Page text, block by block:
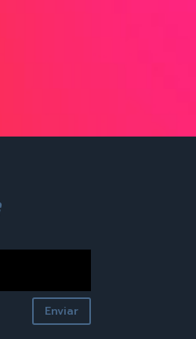
Enviar